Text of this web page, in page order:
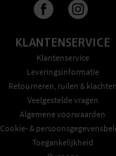
KLANTENSERVICE
Klantenservice
Leveringsinformatie
Retourneren, ruilen & klachten
Veelgestelde vragen
Algemene voorwaarden
Cookie- &
Toegankelijkheid